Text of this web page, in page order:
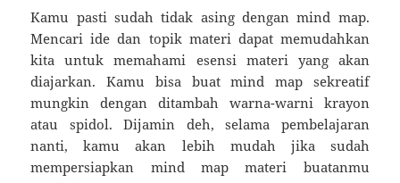
Kamu pasti sudah tidak asing dengan mind map.
Mencari ide dan topik materi dapat memudahkan
kita untuk memahami esensi materi yang akan
diajarkan. Kamu bisa buat mind map sekreatif
mungkin dengan ditambah warna-warni krayon
atau spidol. Dijamin deh, selama pembelajaran
nanti, kamu akan lebih mudah jika sudah
mempersiapkan mind map materi buatanmu